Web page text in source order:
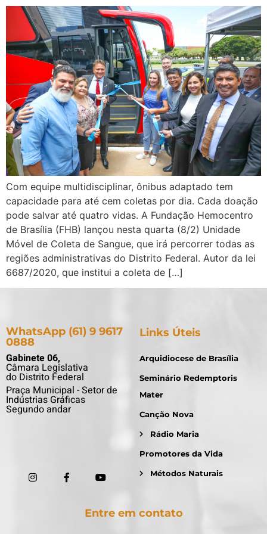
Com equipe multidisciplinar, ônibus adaptado tem
capacidade para até cem coletas por dia. Cada doação
pode salvar até quatro vidas. A Fundação Hemocentro
de Brasília (FHB) lançou nesta quarta (8/2) Unidade
Móvel de Coleta de Sangue, que irá percorrer todas as
regiões administrativas do Distrito Federal. Autor da lei
6687/2020, que institui a coleta de […]
WhatsApp (61) 9 9617
0888
Gabinete 06,
Câmara Legislativa
do Distrito Federal
Praça Municipal - Setor de
Indústrias Gráficas
Segundo andar
Links Úteis
Arquidiocese de Brasília
Seminário Redemptoris
Mater
Canção Nova
Rádio Maria
Promotores da Vida
Métodos Naturais
Entre em contato